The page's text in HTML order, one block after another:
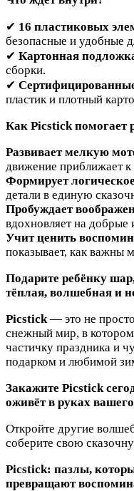
✔ 16 пластиковых
безопасные и удобные
✔ Картонная
сборки.
✔
пластик и плотный
Как Picstick помогает
Развивает мелкую
движение приближает к
Формирует
детали в единую
Пробуждает
вдохновляет на
Учит ценить
показывает, как важны
Подарите ребёнку
тёплая, волшебная и
Picstick — это не
снежный мир, в
частичку праздника и
подарком и любимой
Закажите Picstick
оживёт в руках
Откройте другие
соберите свою
Picstick: пазлы,
превращают